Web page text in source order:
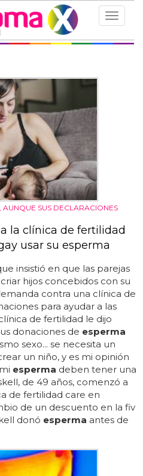
Toggle
SUS DECLARACIONES
la clínica de fertilidad
usar su esperma
insistió en que las parejas
hijos concebidos con su
contra una clínica de
para ayudar a las
de fertilidad le dijo
donaciones de esperma
sexo... se necesita un
un niño, y es mi opinión
esperma deben tener una
de 49 años, comenzó a
de fertilidad care en
de un descuento en la fiv
donó esperma antes de